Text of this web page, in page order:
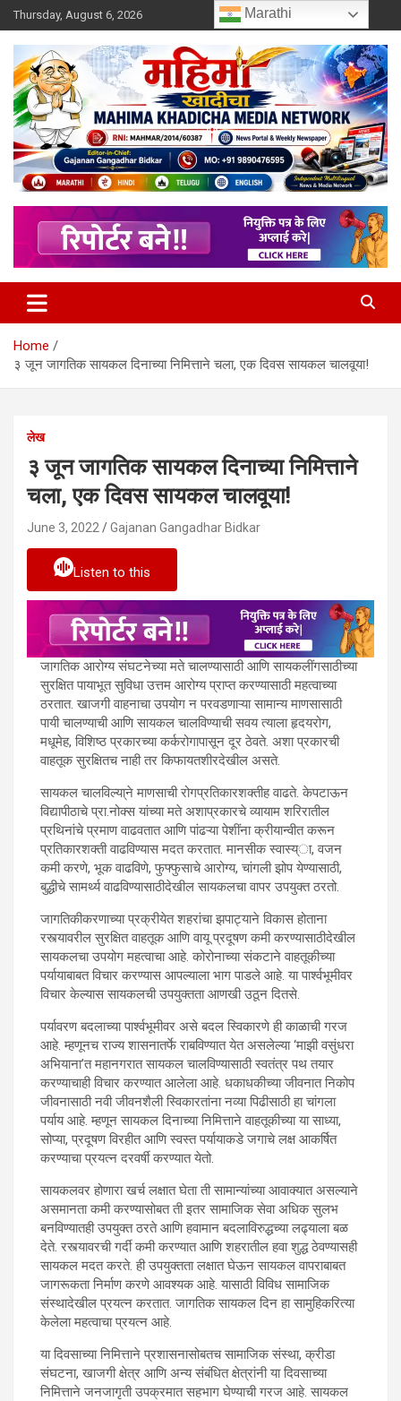
Skip
to
content
Thursday, August 6, 2026
Mahimakhadicha
Home
३ जून जागतिक सायकल दिनाच्या निमित्ताने चला, एक दिवस सायकल चालवूया!
लेख
३ जून जागतिक सायकल दिनाच्या निमित्ताने
चला, एक दिवस सायकल चालवूया!
June 3, 2022 Gajanan Gangadhar Bidkar
Listen to this
तंत्रज्ञानाच्या शोधाने मानवी जीवन सुखी
आणि समृद्ध जसे केले तसे पर्यावरणाच्या
हानीसारखे काही प्रश्नदेखील निर्माण
झाले आहे. त्यावर उत्तरे
शोधण्याठीदेखील विज्ञान आणि
तंत्रज्ञानाची मदत घेतली जात आहे. पण
त्यासोबत आपण रोजच्या जीवनशैलीत
काही बदल घडवून आणला तर अशा
समस्यांमधून मार्ग काढणे अधिक सोईचे
होणार आहे. आज जगभरात साजऱ्या
होणाऱ्या सायकल दिनाचाही हाच उद्देश
आहे. संयुक्त राष्ट्र महासभेने १२ एप्रिल
२०१८ रोजी केलेल्या ठरावानुसार दरवर्षी
३ जूनला हा दिवस साजरा करण्यात
येतो.
जागतिक आरोग्य संघटनेच्या मते चालण्यासाठी आणि सायकलींगसाठीच्या
सुरक्षित पायाभूत सुविधा उत्तम आरोग्य प्राप्त करण्यासाठी महत्वाच्या
ठरतात. खाजगी वाहनाचा उपयोग न परवडणाऱ्या सामान्य माणसासाठी
पायी चालण्याची आणि सायकल चालविण्याची सवय त्याला हृदयरोग,
मधूमेह, विशिष्ठ प्रकारच्या कर्करोगापासून दूर ठेवते. अशा प्रकारची
वाहतूक सुरक्षितच नाही तर किफायतशीरदेखील असते.
सायकल चालविल्या्ने माणसाची रोगप्रतिकारशक्तीह वाढते. केपटाऊन
विद्यापीठाचे प्रा.नोक्स यांच्या मते अशाप्रकारचे व्यायाम शरिरातील
प्रथिनांचे प्रमाण वाढवतात आणि पांढऱ्या पेशींना क्रीयान्वीत करून
प्रतिकारशक्ती वाढविण्यास मदत करतात. मानसीक स्वास्य्ा, वजन
कमी करणे, भूक वाढविणे, फुफ्फुसाचे आरोग्य, चांगली झोप येण्यासाठी,
बुद्धीचे सामर्थ्य वाढविण्यासाठीदेखील सायकलचा वापर उपयुक्त ठरतो.
जागतिकीकरणाच्या प्रक्रीयेत शहरांचा झपाट्याने विकास होताना
रस्त्यावरील सुरक्षित वाहतूक आणि वायू प्रदूषण कमी करण्यासाठीदेखील
सायकलचा उपयोग महत्वाचा आहे. कोरोनाच्या संकटाने वाहतूकीच्या
पर्यायाबाबत विचार करण्यास आपल्याला भाग पाडले आहे. या पार्श्वभूमीवर
विचार केल्यास सायकलची उपयुक्तता आणखी उठून दितसे.
पर्यावरण बदलाच्या पार्श्वभूमीवर असे बदल स्विकारणे ही काळाची गरज
आहे. म्हणूनच राज्य शासनातर्फे राबविण्यात येत असलेल्या ‘माझी वसुंधरा
अभियाना’त महानगरात सायकल चालविण्यासाठी स्वतंत्र पथ तयार
करण्याचाही विचार करण्यात आलेला आहे. धकाधकीच्या जीवनात निकोप
जीवनासाठी नवी जीवनशैली स्विकारतांना नव्या पिढीसाठी हा चांगला
पर्याय आहे. म्हणून सायकल दिनाच्या निमित्ताने वाहतूकीच्या या साध्या,
सोप्या, प्रदूषण विरहीत आणि स्वस्त पर्यायाकडे जगाचे लक्ष आकर्षित
करण्याचा प्रयत्न दरवर्षी करण्यात येतो.
सायकलवर होणारा खर्च लक्षात घेता ती सामान्यांच्या आवाक्यात असल्याने
असमानता कमी करण्यासोबत ती इतर सामाजिक सेवा अधिक सुलभ
बनविण्यातही उपयुक्त ठरते आणि हवामान बदलाविरुद्धच्या लढ्याला बळ
देते. रस्त्यावरची गर्दी कमी करण्यात आणि शहरातील हवा शुद्ध ठेवण्यासही
सायकल मदत करते. ही उपयुक्तता लक्षात घेऊन सायकल वापराबाबत
जागरूकता निर्माण करणे आवश्यक आहे. यासाठी विविध सामाजिक
संस्थादेखील प्रयत्न करतात. जागतिक सायकल दिन हा सामुहिकरित्या
केलेला महत्वाचा प्रयत्न आहे.
या दिवसाच्या निमित्ताने प्रशासनासोबतच सामाजिक संस्था, क्रीडा
संघटना, खाजगी क्षेत्र आणि अन्य संबंधित क्षेत्रांनी या दिवसाच्या
निमित्ताने जनजागृती उपक्रमात सहभाग घेण्याची गरज आहे. सायकल
Marathi